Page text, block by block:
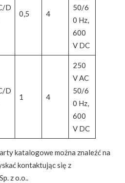
D
0,5 4
50/6
0 Hz,
600
V DC
D
1 4
250
V AC
50/6
0 Hz,
600
V DC
katalogowe można znaleźć na
kontaktując się z
z o.o..